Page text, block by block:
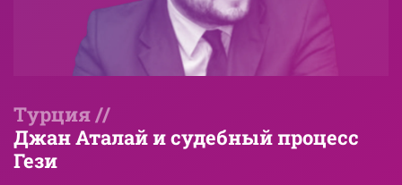
Турция //
Джан Аталай и судебный процесс
Гези